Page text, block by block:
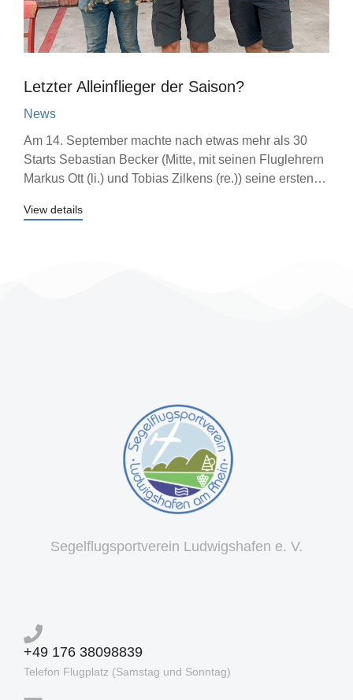
Letzter Alleinflieger der Saison?
News
Am 14. September machte nach etwas mehr als 30
Starts Sebastian Becker (Mitte, mit seinen Fluglehrern
Markus Ott (li.) und Tobias Zilkens (re.)) seine ersten…
View details
Segelflugsportverein Ludwigshafen e. V.
+49 176 38098839
Telefon Flugplatz (Samstag und Sonntag)